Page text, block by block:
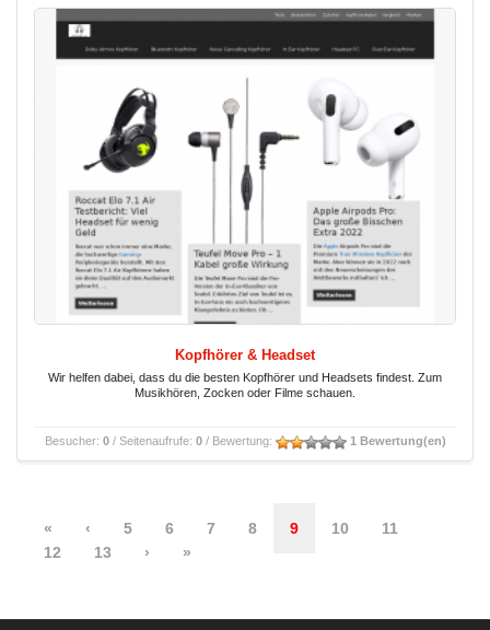
Kopfhörer & Headset
Wir helfen dabei, dass du die besten Kopfhörer und Headsets findest. Zum
Musikhören, Zocken oder Filme schauen.
Besucher: 0/ Seitenaufrufe: 0/ Bewertung: 1 Bewertung(en)
« ‹ 5 6 7 8 9 10
11
12
13 › »